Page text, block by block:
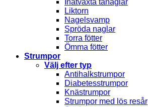
Liktorn
Nagelsvamp
Spröda naglar
Torra fötter
Ömma fötter
Strumpor
Välj efter typ
Antihalkstrumpor
Diabetesstrumpor
Knästrumpor
Strumpor med lös resår